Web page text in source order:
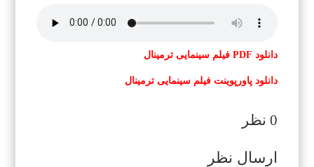
دانلود PDF فیلم سینمایی ترمینال
دانلود پاورپوینت فیلم سینمایی ترمینال
0 نظر
ارسال نظر